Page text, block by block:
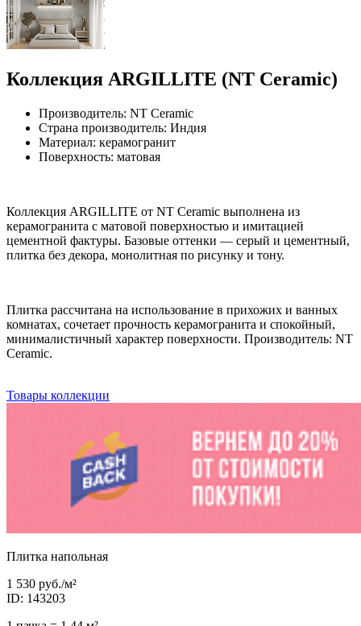
Коллекция ARGILLITE (NT Ceramic)
Производитель: NT Ceramic
Страна производитель: Индия
Материал: керамогранит
Поверхность: матовая
Коллекция ARGILLITE от NT Ceramic выполнена из
керамогранита с матовой поверхностью и имитацией
цементной фактуры. Базовые оттенки — серый и цементный,
плитка без декора, монолитная по рисунку и тону.
Плитка рассчитана на использование в прихожих и ванных
комнатах, сочетает прочность керамогранита и спокойный,
минималистичный характер поверхности. Производитель: NT
Ceramic.
Товары коллекции
Плитка напольная
1 530 руб./м²
ID: 143203